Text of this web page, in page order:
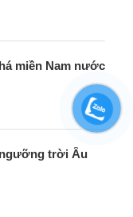
miền Nam nước
trời Âu